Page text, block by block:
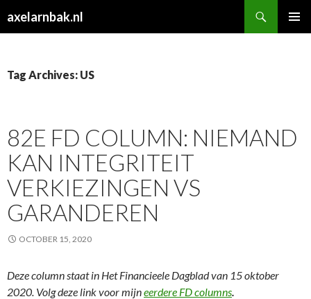
axelarnbak.nl
Tag Archives: US
82E FD COLUMN: NIEMAND
KAN INTEGRITEIT
VERKIEZINGEN VS
GARANDEREN
OCTOBER 15, 2020
Deze column staat in Het Financieele Dagblad van 15 oktober
2020. Volg deze link voor mijneerdere FD columns.